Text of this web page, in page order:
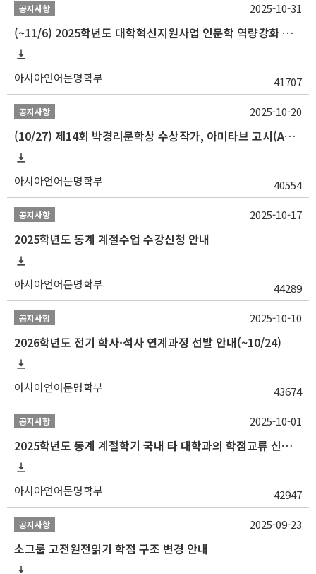
공지사항
(~11/6) 2025학년도 대학혁신지원사업 인문학 역량강화 동계 인턴십 참가자 선발 안내
아시아언어문명학부 41707
2025-10-31
공지사항
(10/27) 제14회 박경리문학상 수상작가, 아미타브 고시(Amitav Ghosh) 강연 안내
아시아언어문명학부 40554
2025-10-20
공지사항
2025학년도 동계 계절수업 수강신청 안내
아시아언어문명학부 44289
2025-10-17
공지사항
2026학년도 전기 학사·석사 연계과정 선발 안내(~10/24)
아시아언어문명학부 43674
2025-10-10
공지사항
2025학년도 동계 계절학기 국내 타 대학과의 학점교류 신청 안내
아시아언어문명학부 42947
2025-10-01
공지사항
소그룹 고전원전읽기 학점 구조 변경 안내
2025-09-23